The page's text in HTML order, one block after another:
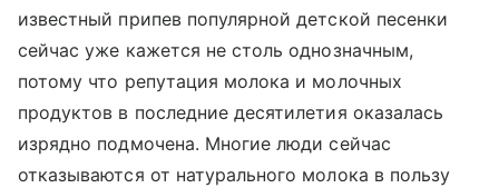
известный припев популярной детской песенки
сейчас уже кажется не столь однозначным,
потому что репутация молока и молочных
продуктов в последние десятилетия оказалась
изрядно подмочена. Многие люди сейчас
отказываются от натурального молока в пользу